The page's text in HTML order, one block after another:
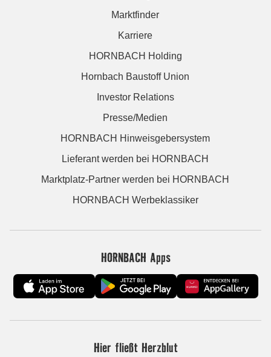
Marktfinder
Karriere
HORNBACH Holding
Hornbach Baustoff Union
Investor Relations
Presse/Medien
HORNBACH Hinweisgebersystem
Lieferant werden bei HORNBACH
Marktplatz-Partner werden bei HORNBACH
HORNBACH Werbeklassiker
HORNBACH Apps
Hier fließt Herzblut